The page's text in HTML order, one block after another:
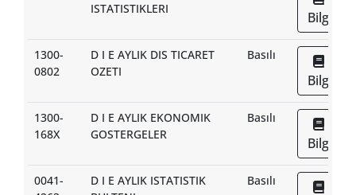
ISTATISTIKLERI
Bilgi
1300-
0802
D I E AYLIK DIS TICARET
OZETI
Basılı
Bilgi
1300-
168X
D I E AYLIK EKONOMIK
GOSTERGELER
Basılı
Bilgi
0041-
D I E AYLIK ISTATISTIK
Basılı